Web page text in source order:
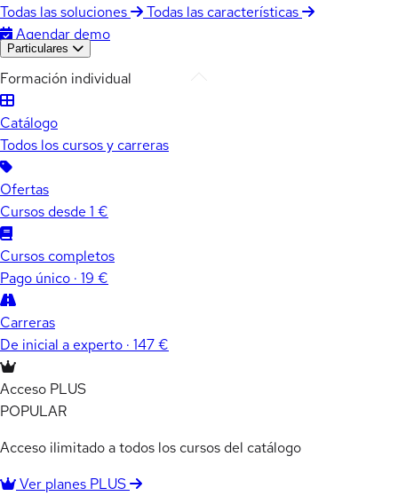
Todas las soluciones
Todas las características
Agendar demo
Particulares
Formación individual
Catálogo
Todos los cursos y carreras
Ofertas
Cursos desde 1 €
Cursos completos
Pago único · 19 €
Carreras
De inicial a experto · 147 €
Acceso PLUS
POPULAR
Acceso ilimitado a todos los cursos del catálogo
Ver planes PLUS